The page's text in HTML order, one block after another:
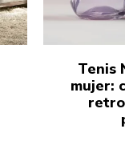
Tenis
mujer: